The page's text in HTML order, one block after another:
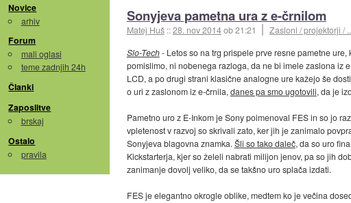
Novice
arhiv
Forum
mali oglasi
teme zadnjih 24h
Članki
Zaposlitve
brskaj
Ostalo
pravila
Sonyjeva pametna ura z e-črnilom
Matej Huš ::28. nov 2014ob 21:21
Zasloni / projektorji /
Slo-Tech- Letos so na trg prispele prve resne pametne
pomislimo, ni nobenega razloga, da ne bi imele zaslona iz
LCD, a po drugi strani klasične analogne ure kažejo še
o uri z zaslonom iz e-črnila, danes pa smo ugotovili, da je
Pametno uro z E-Inkom je Sony poimenoval FES in so jo
vpletenost v razvoj so skrivali zato, ker jih je zanimalo
Sonyjeva blagovna znamka. Šli so tako daleč, da so uro
Kickstarterja, kjer so želeli nabrati milijon jenov, pa so jih
zanimanje dovolj veliko, da se takšno uro splača izdati.
FES je elegantno okrogle oblike, medtem ko je večina